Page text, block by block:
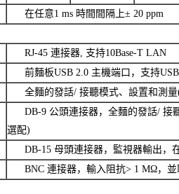
在任意1 ms 時間間隔上± 20 ppm
RJ-45 連接器, 支持10Base-T LAN
前麵板USB 2.0 主機端口，支持
全麵的發話/ 接聽模式、設置和測
DB-9 公頭連接器，全麵的發話/ 接
選配)
DB-15 母頭連接器，監視器輸出，
BNC 連接器，輸入阻抗> 1 MΩ，